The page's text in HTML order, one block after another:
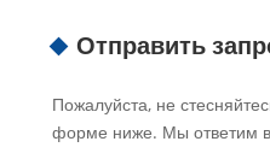
Отправить
Пожалуйста, не
форме ниже. Мы ответим